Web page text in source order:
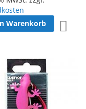
hinzufügen
Warenkorb